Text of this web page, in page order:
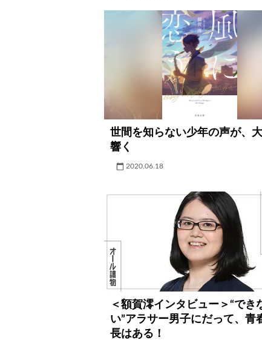
世間を知らない少年の声が、
響く
2020.06.18
＜額賀澪インタビュー＞“でき
い”アラサー男子にだって、青
長はある！